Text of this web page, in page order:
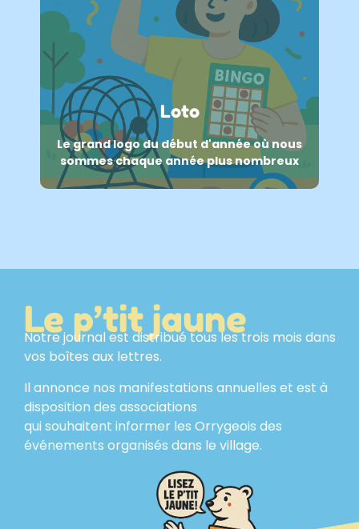
Loto
Le grand logo du début d'année où nous
sommes chaque année plus nombreux
Le p’tit jaune
Notre journal est distribué tous les trois mois dans
vos boîtes aux lettres.
Il annonce nos manifestations annuelles et est à
disposition des associations
qui souhaitent informer les Orrygeois des
événements organisés dans le village.